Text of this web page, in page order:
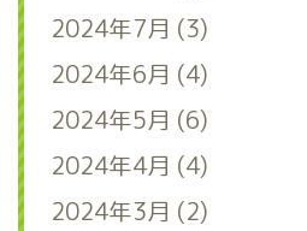
2024年7月 (3)
2024年6月 (4)
2024年5月 (6)
2024年4月 (4)
2024年3月 (2)